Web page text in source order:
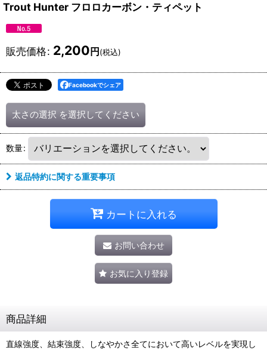
Trout Hunter フロロカーボン・ティペット
販売価格: 2,200 円 (税込)
Facebookでシェア
太さの選択 を選択してください
数量:
返品特約に関する重要事項
カートに入れる
お問い合わせ
お気に入り登録
商品詳細
直線強度、結束強度、しなやかさ全てにおいて高いレベルを実現し